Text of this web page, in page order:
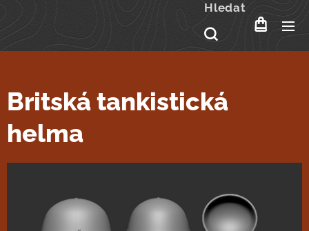
Hledat
Britská tankistická
helma